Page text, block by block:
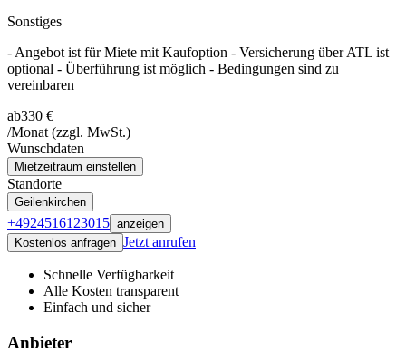
Sonstiges
- Angebot ist für Miete mit Kaufoption - Versicherung über ATL ist
optional - Überführung ist möglich - Bedingungen sind zu
vereinbaren
ab330 €
/Monat (zzgl. MwSt.)
Wunschdaten
Mietzeitraum einstellen
Standorte
Geilenkirchen
+4924516123015 anzeigen
Kostenlos anfragen Jetzt anrufen
Schnelle Verfügbarkeit
Alle Kosten transparent
Einfach und sicher
Anbieter